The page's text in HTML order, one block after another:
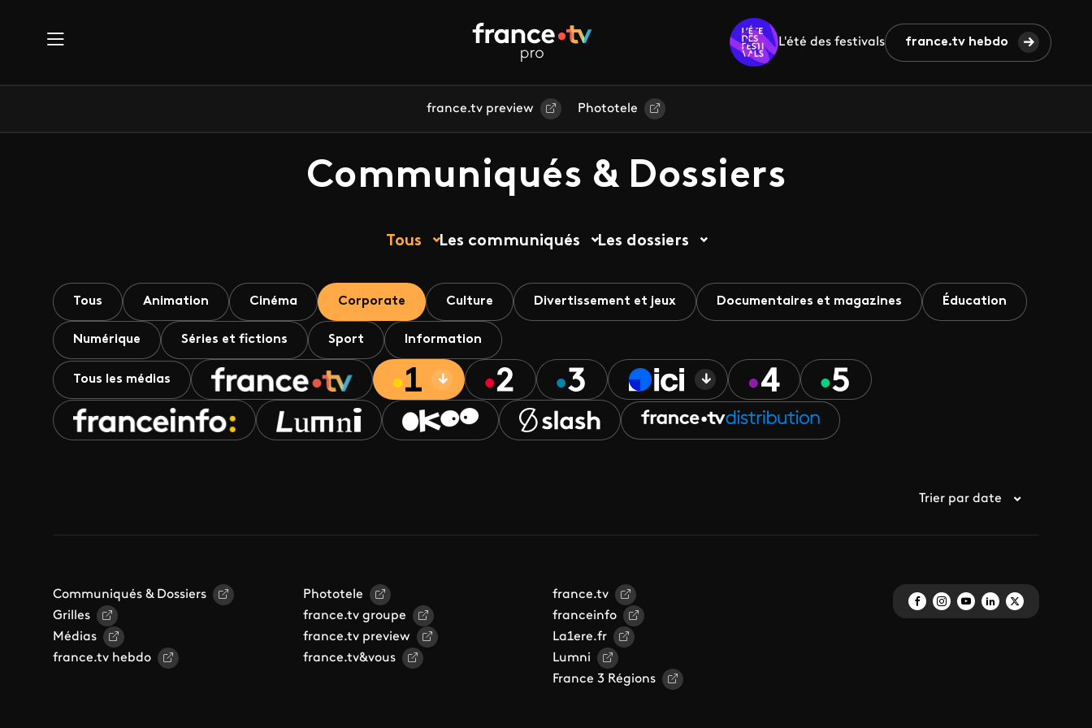
L'été des festivals france.tv hebdo
france.tv preview Phototele
Communiqués & Dossiers
Tous Les communiqués Les dossiers
Tous Animation Cinéma Corporate Culture Divertissement et jeux Documentaires et magazines Éducation
Numérique Séries et fictions Sport Information
Tous les médias
Trier par date
Communiqués & Dossiers
Grilles
Médias
france.tv hebdo
Phototele
france.tv groupe
france.tv preview
france.tv&vous
france.tv
franceinfo
La1ere.fr
Lumni
France 3 Régions